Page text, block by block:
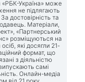
Україна» може
не підлягають
достовірність та
Матеріали,
«Партнерський
розміщуються на
які досягли 21-
формат, що
з діяльністю
самі
Онлайн-медіа